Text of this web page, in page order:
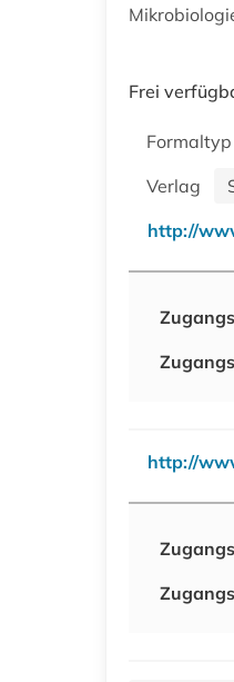
Frei
Formaltyp
Verlag
http://
http://